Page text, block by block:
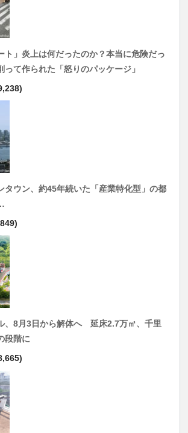
ト」炎上は何だったのか？本当に危険だっ
って作られた「怒りのパッケージ」
タウン、約45年続いた「産業特化型」の都
、8月3日から解体へ 延床2.7万㎡、千里
段階に